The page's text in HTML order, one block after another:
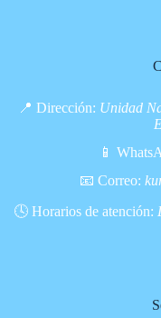
📍 Dirección: Unidad
📱
📧 Correo:
🕓 Horarios de atención: